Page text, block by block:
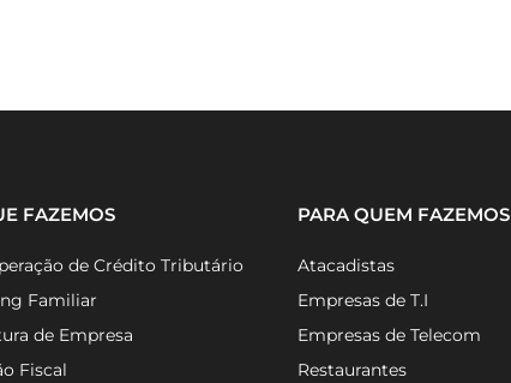
FAZEMOS
de Crédito Tributário
Familiar
de Empresa
Fiscal
PARA QUEM FAZEMOS
Atacadistas
Empresas de T.I
Empresas de Telecom
Restaurantes